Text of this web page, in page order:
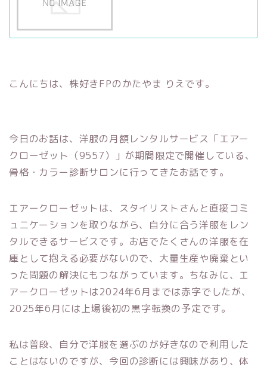
こんにちは、株好きFPのかたやま りえです。
今日のお話は、洋服の月額レンタルサービス「エアー
クローゼット（9557）」が期間限定で開催している、
骨格・カラー診断サロンに行ってきたお話です。
エアークローゼットは、スタイリストさんと直接コミ
ュニケーションを取りながら、自分に合う洋服をレン
タルできるサービスです。お店でたくさんの洋服を在
庫として抱える必要がないので、大量生産や廃棄とい
った問題の解決にもつながっています。ちなみに、エ
アークローゼットは2024年6月までは赤字でしたが、
2025年6月には上場後初の黒字転換の予定です。
私は普段、自分で洋服を選ぶのが好きなので利用した
ことはないのですが、今回の診断には興味があり、体